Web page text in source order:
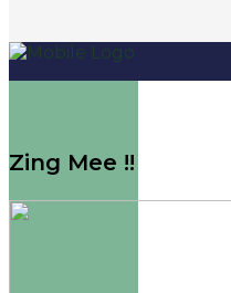
Zing Mee !!